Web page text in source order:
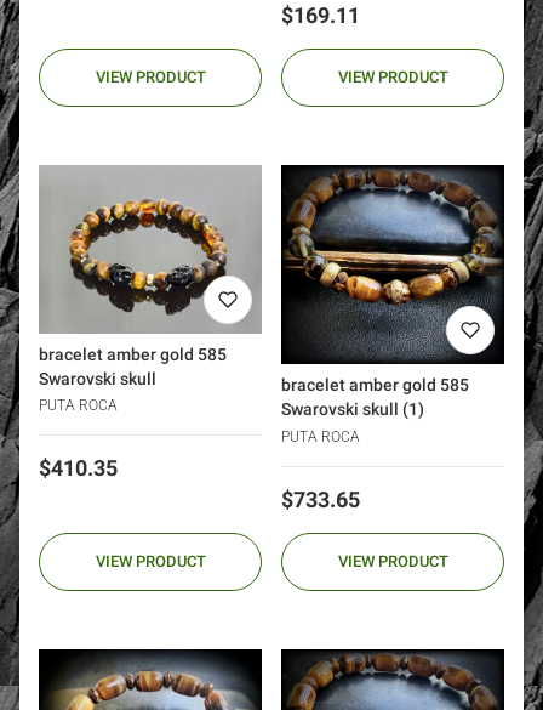
VIEW PRODUCT
Price
$169.11
VIEW PRODUCT
bracelet amber gold 585
Swarovski skull
PUTA ROCA
Price
$410.35
VIEW PRODUCT
bracelet amber gold 585
Swarovski skull (1)
PUTA ROCA
Price
$733.65
VIEW PRODUCT